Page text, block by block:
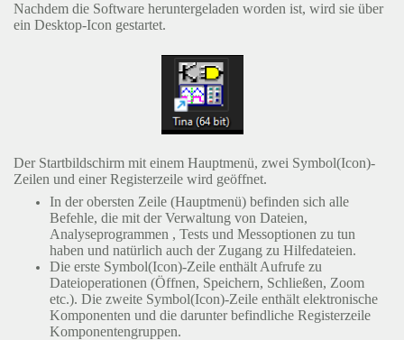
Nachdem die Software heruntergeladen worden ist, wird sie über
ein Desktop-Icon gestartet.
Der Startbildschirm mit einem Hauptmenü, zwei Symbol(Icon)-
Zeilen und einer Registerzeile wird geöffnet.
In der obersten Zeile (Hauptmenü) befinden sich alle
Befehle, die mit der Verwaltung von Dateien,
Analyseprogrammen , Tests und Messoptionen zu tun
haben und natürlich auch der Zugang zu Hilfedateien.
Die erste Symbol(Icon)-Zeile enthält Aufrufe zu
Dateioperationen (Öffnen, Speichern, Schließen, Zoom
etc.). Die zweite Symbol(Icon)-Zeile enthält elektronische
Komponenten und die darunter befindliche Registerzeile
Komponentengruppen.